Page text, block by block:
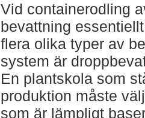
Vid containerodling
bevattning
flera olika typer av
system är
En plantskola som
produktion måste
som är lämpligt